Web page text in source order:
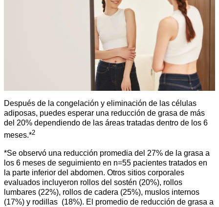
Después de la congelación y eliminación de las células
adiposas, puedes esperar una reducción de grasa de más
del 20% dependiendo de las áreas tratadas dentro de los 6
meses.*2
*Se observó una reducción promedia del 27% de la grasa a
los 6 meses de seguimiento en n=55 pacientes tratados en
la parte inferior del abdomen. Otros sitios corporales
evaluados incluyeron rollos del sostén (20%), rollos
lumbares (22%), rollos de cadera (25%), muslos internos
(17%) y rodillas (18%). El promedio de reducción de grasa a